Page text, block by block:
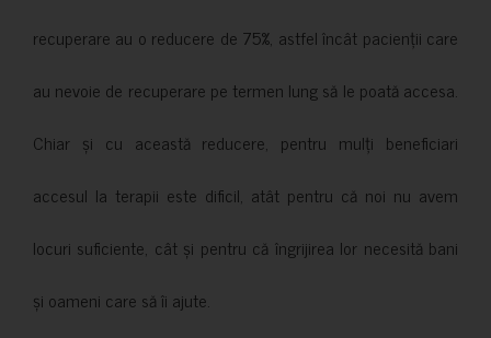
recuperare au o reducere de 75%, astfel încât pacienții care
au nevoie de recuperare pe termen lung să le poată accesa.
Chiar și cu această reducere, pentru mulți beneficiari
accesul la terapii este dificil, atât pentru că noi nu avem
locuri suficiente, cât și pentru că îngrijirea lor necesită bani
și oameni care să îi ajute.